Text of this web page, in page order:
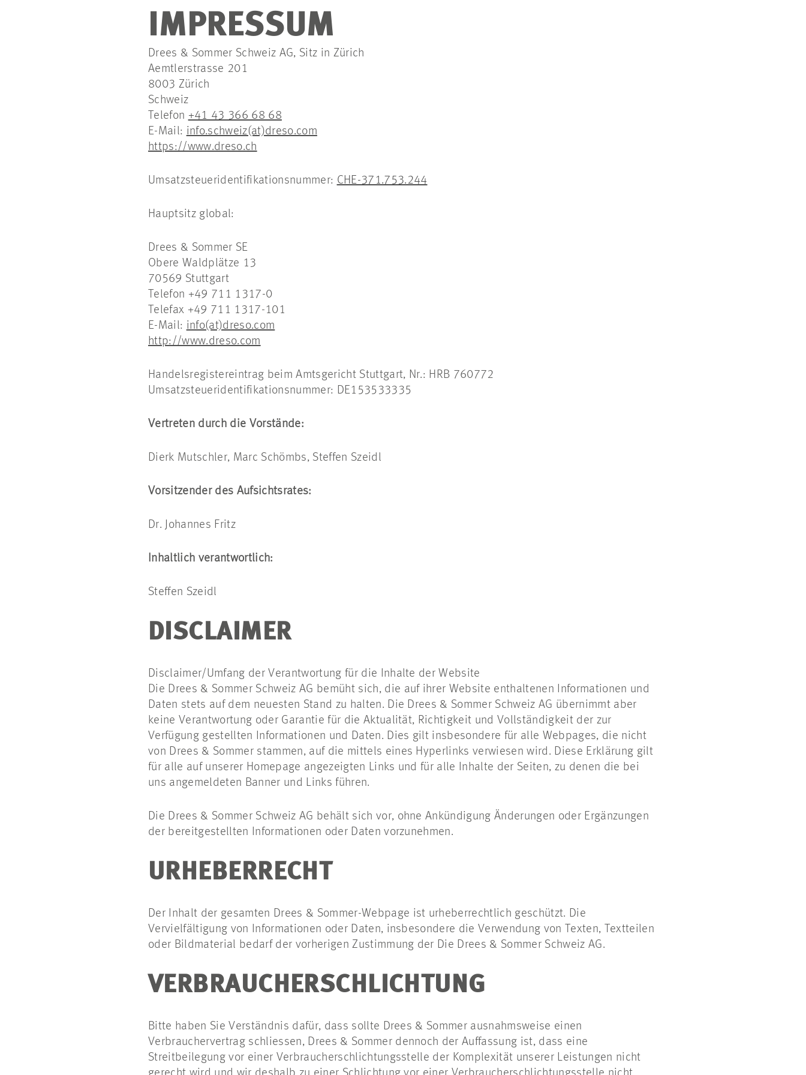
IMPRESSUM
Drees & Sommer Schweiz AG, Sitz in Zürich
Aemtlerstrasse 201
8003 Zürich
Schweiz
Telefon +41 43 366 68 68
E-Mail: info.schweiz(at)dreso.com
https://www.dreso.ch
Umsatzsteueridentifikationsnummer: CHE-371.753.244
Hauptsitz global:
Drees & Sommer SE
Obere Waldplätze 13
70569 Stuttgart
Telefon +49 711 1317-0
Telefax +49 711 1317-101
E-Mail: info(at)dreso.com
http://www.dreso.com
Handelsregistereintrag beim Amtsgericht Stuttgart, Nr.: HRB 760772
Umsatzsteueridentifikationsnummer: DE153533335
Vertreten durch die Vorstände:
Dierk Mutschler, Marc Schömbs, Steffen Szeidl
Vorsitzender des Aufsichtsrates:
Dr. Johannes Fritz
Inhaltlich verantwortlich:
Steffen Szeidl
DISCLAIMER
Disclaimer/Umfang der Verantwortung für die Inhalte der Website
Die Drees & Sommer Schweiz AG bemüht sich, die auf ihrer Website enthaltenen Informationen und
Daten stets auf dem neuesten Stand zu halten. Die Drees & Sommer Schweiz AG übernimmt aber
keine Verantwortung oder Garantie für die Aktualität, Richtigkeit und Vollständigkeit der zur
Verfügung gestellten Informationen und Daten. Dies gilt insbesondere für alle Webpages, die nicht
von Drees & Sommer stammen, auf die mittels eines Hyperlinks verwiesen wird. Diese Erklärung gilt
für alle auf unserer Homepage angezeigten Links und für alle Inhalte der Seiten, zu denen die bei
uns angemeldeten Banner und Links führen.
Die Drees & Sommer Schweiz AG behält sich vor, ohne Ankündigung Änderungen oder Ergänzungen
der bereitgestellten Informationen oder Daten vorzunehmen.
URHEBERRECHT
Der Inhalt der gesamten Drees & Sommer-Webpage ist urheberrechtlich geschützt. Die
Vervielfältigung von Informationen oder Daten, insbesondere die Verwendung von Texten, Textteilen
oder Bildmaterial bedarf der vorherigen Zustimmung der Die Drees & Sommer Schweiz AG.
VERBRAUCHERSCHLICHTUNG
Bitte haben Sie Verständnis dafür, dass sollte Drees & Sommer ausnahmsweise einen
Verbrauchervertrag schliessen, Drees & Sommer dennoch der Auffassung ist, dass eine
Streitbeilegung vor einer Verbraucherschlichtungsstelle der Komplexität unserer Leistungen nicht